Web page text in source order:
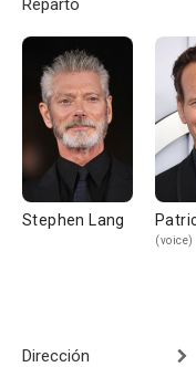
Reparto
Stephen Lang
(voice)
Dirección